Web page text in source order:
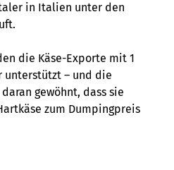
in Italien unter den
die Käse-Exporte mit 1
unterstützt – und die
gewöhnt, dass sie
zum Dumpingpreis